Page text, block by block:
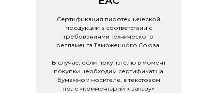
Сертификация пиротехнической
продукции в соответствии с
требованиями технического
регламента Таможенного Союза.
В случае, если покупателю в момент
покупки необходим сертификат на
бумажном носителе, в текстовом
поле «комментарий к заказу»